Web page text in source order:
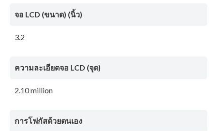
จอ LCD (ขนาด) (นิ้ว)
3.2
ความละเอียดจอ LCD (จุด)
2.10 million
การโฟกัสด้วยตนเอง